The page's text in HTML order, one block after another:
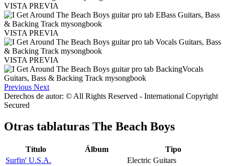
VISTA PREVIA
VISTA PREVIA
VISTA PREVIA
Previous Next
Derechos de autor: © All Rights Reserved - International Copyright
Secured
Otras tablaturas The Beach Boys
Título Álbum
Tipo
Surfin' U.S.A.
Electric Guitars